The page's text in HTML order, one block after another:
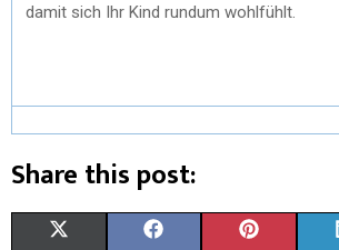
damit sich Ihr Kind rundum wohlfühlt.
Share this post: